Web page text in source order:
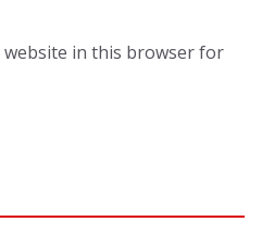
website in this browser for